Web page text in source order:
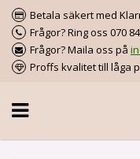
Betala säkert med
Frågor? Ring oss 070
Frågor? Maila oss på
Proffs kvalitet till låga